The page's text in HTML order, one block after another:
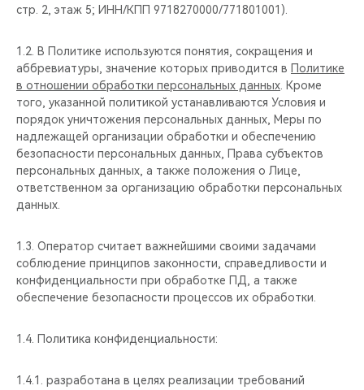
CHERY И СПОРТ
НАШИ МЕРОПРИЯТИЯ
ВИДЕООБЗОРЫ
CHERY ДЛЯ ДЕТЕЙ
стр. 2, этаж 5; ИНН/КПП 9718270000/771801001).
1.2. В Политике используются понятия, сокращения и
аббревиатуры, значение которых приводится в Политике
в отношении обработки персональных данных . Кроме
того, указанной политикой устанавливаются Условия и
порядок уничтожения персональных данных, Меры по
надлежащей организации обработки и обеспечению
безопасности персональных данных, Права субъектов
персональных данных, а также положения о Лице,
ответственном за организацию обработки персональных
данных.
1.3. Оператор считает важнейшими своими задачами
соблюдение принципов законности, справедливости и
конфиденциальности при обработке ПД, а также
обеспечение безопасности процессов их обработки.
1.4. Политика конфиденциальности:
1.4.1. разработана в целях реализации требований